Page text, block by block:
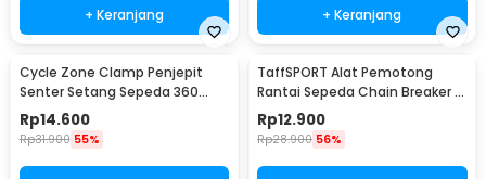
+ Keranjang + Keranjang
Cycle Zone Clamp Penjepit
Senter Setang Sepeda 360
Derajat - ZH1035
Rp14.600
Rp31.900 55%
TaffSPORT Alat Pemotong
Rantai Sepeda Chain Breaker -
JLQ-01
Rp12.900
Rp28.900 56%